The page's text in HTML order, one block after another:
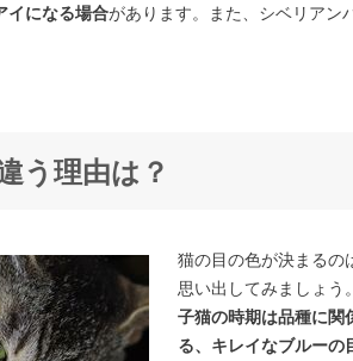
イになる場合があります。また、シベリアン
う理由は？
猫の目の色が決まるの
思い出してみましょう。
子猫の時期は品種に関
る、キレイなブルーの